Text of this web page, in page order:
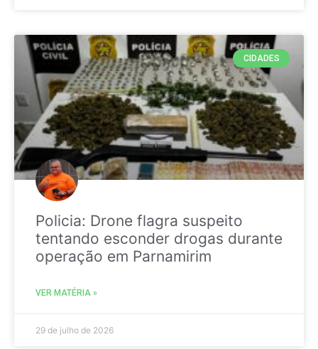
CIDADES
Policia: Drone flagra suspeito
tentando esconder drogas durante
operação em Parnamirim
VER MATÉRIA »
29 de julho de 2026